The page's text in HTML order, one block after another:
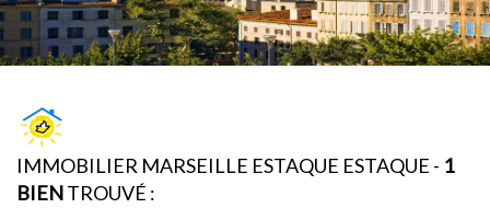
IMMOBILIER MARSEILLE ESTAQUE ESTAQUE - 1
BIENTROUVÉ :